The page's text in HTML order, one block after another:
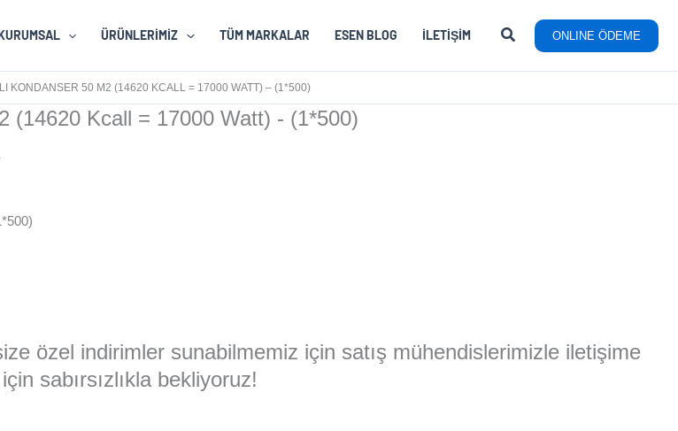
ÜRÜNLERIMIZ TÜM MARKALAR ESEN BLOG İLETIŞIM ONLINE ÖDEME
KONDANSER 50 M2 (14620 KCALL = 17000 WATT) – (1*500)
(14620 Kcall = 17000 Watt) - (1*500)
özel indirimler sunabilmemiz için satış mühendislerimizle iletişime
sabırsızlıkla bekliyoruz!